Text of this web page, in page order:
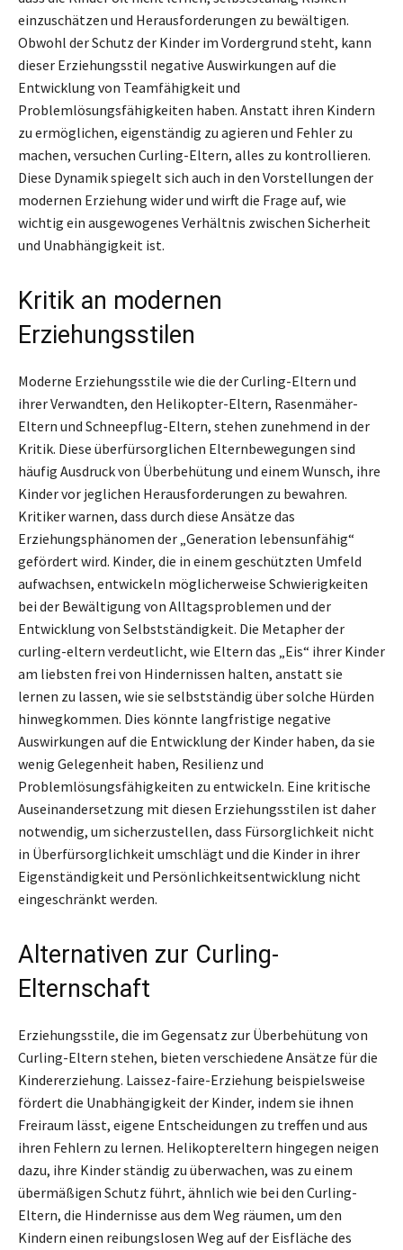
einzuschätzen und Herausforderungen zu bewältigen.
Obwohl der Schutz der Kinder im Vordergrund steht, kann
dieser Erziehungsstil negative Auswirkungen auf die
Entwicklung von Teamfähigkeit und
Problemlösungsfähigkeiten haben. Anstatt ihren Kindern
zu ermöglichen, eigenständig zu agieren und Fehler zu
machen, versuchen Curling-Eltern, alles zu kontrollieren.
Diese Dynamik spiegelt sich auch in den Vorstellungen der
modernen Erziehung wider und wirft die Frage auf, wie
wichtig ein ausgewogenes Verhältnis zwischen Sicherheit
und Unabhängigkeit ist.
Kritik an modernen
Erziehungsstilen
Moderne Erziehungsstile wie die der Curling-Eltern und
ihrer Verwandten, den Helikopter-Eltern, Rasenmäher-
Eltern und Schneepflug-Eltern, stehen zunehmend in der
Kritik. Diese überfürsorglichen Elternbewegungen sind
häufig Ausdruck von Überbehütung und einem Wunsch, ihre
Kinder vor jeglichen Herausforderungen zu bewahren.
Kritiker warnen, dass durch diese Ansätze das
Erziehungsphänomen der „Generation lebensunfähig“
gefördert wird. Kinder, die in einem geschützten Umfeld
aufwachsen, entwickeln möglicherweise Schwierigkeiten
bei der Bewältigung von Alltagsproblemen und der
Entwicklung von Selbstständigkeit. Die Metapher der
curling-eltern verdeutlicht, wie Eltern das „Eis“ ihrer Kinder
am liebsten frei von Hindernissen halten, anstatt sie
lernen zu lassen, wie sie selbstständig über solche Hürden
hinwegkommen. Dies könnte langfristige negative
Auswirkungen auf die Entwicklung der Kinder haben, da sie
wenig Gelegenheit haben, Resilienz und
Problemlösungsfähigkeiten zu entwickeln. Eine kritische
Auseinandersetzung mit diesen Erziehungsstilen ist daher
notwendig, um sicherzustellen, dass Fürsorglichkeit nicht
in Überfürsorglichkeit umschlägt und die Kinder in ihrer
Eigenständigkeit und Persönlichkeitsentwicklung nicht
eingeschränkt werden.
Alternativen zur Curling-
Elternschaft
Erziehungsstile, die im Gegensatz zur Überbehütung von
Curling-Eltern stehen, bieten verschiedene Ansätze für die
Kindererziehung. Laissez-faire-Erziehung beispielsweise
fördert die Unabhängigkeit der Kinder, indem sie ihnen
Freiraum lässt, eigene Entscheidungen zu treffen und aus
ihren Fehlern zu lernen. Helikoptereltern hingegen neigen
dazu, ihre Kinder ständig zu überwachen, was zu einem
übermäßigen Schutz führt, ähnlich wie bei den Curling-
Eltern, die Hindernisse aus dem Weg räumen, um den
Kindern einen reibungslosen Weg auf der Eisfläche des